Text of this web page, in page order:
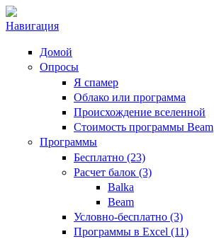
Навигация
Домой
Опросы
Я спамер
Облако или программа
Происхождение вселенной
Стоимость программы Beam
Программы
Бесплатно (23)
Расчет балок (3)
Balka
Beam
Условно-бесплатно (3)
Программы в Excel (11)